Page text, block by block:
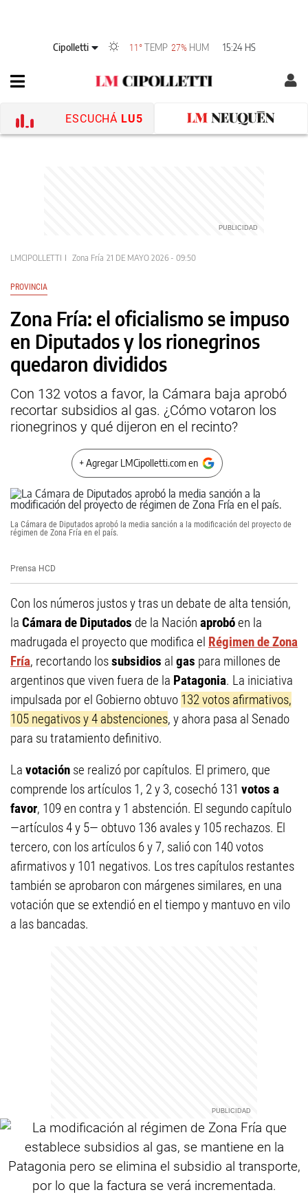
Cipolletti 11° TEMP 27% HUM 15:24 HS
ESCUCHÁ LU5
LMCIPOLLETTI Zona Fría 21 DE MAYO 2026 - 09:50
PROVINCIA
Zona Fría: el oficialismo se impuso
en Diputados y los rionegrinos
quedaron divididos
Con 132 votos a favor, la Cámara baja aprobó
recortar subsidios al gas. ¿Cómo votaron los
rionegrinos y qué dijeron en el recinto?
+ Agregar LMCipolletti.com en
La Cámara de Diputados aprobó la media sanción a la modificación del proyecto de
régimen de Zona Fría en el país.
Prensa HCD
Con los números justos y tras un debate de alta tensión,
la Cámara de Diputados de la Nación aprobóen la
madrugada el proyecto que modifica el Régimen de Zona
Fría, recortando lossubsidios al gas para millones de
argentinos que viven fuera de la Patagonia. La iniciativa
impulsada por el Gobierno obtuvo 132 votos afirmativos,
105 negativos y 4 abstenciones, y ahora pasa al Senado
para su tratamiento definitivo.
La votación se realizó por capítulos. El primero, que
comprende los artículos 1, 2 y 3, cosechó 131 votos a
favor, 109 en contra y 1 abstención. El segundo capítulo
—artículos 4 y 5— obtuvo 136 avales y 105 rechazos. El
tercero, con los artículos 6 y 7, salió con 140 votos
afirmativos y 101 negativos. Los tres capítulos restantes
también se aprobaron con márgenes similares, en una
votación que se extendió en el tiempo y mantuvo en vilo
a las bancadas.